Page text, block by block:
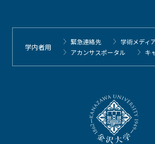
学内者用
緊急連絡先
学術メディ
アカンサスポータル
キ